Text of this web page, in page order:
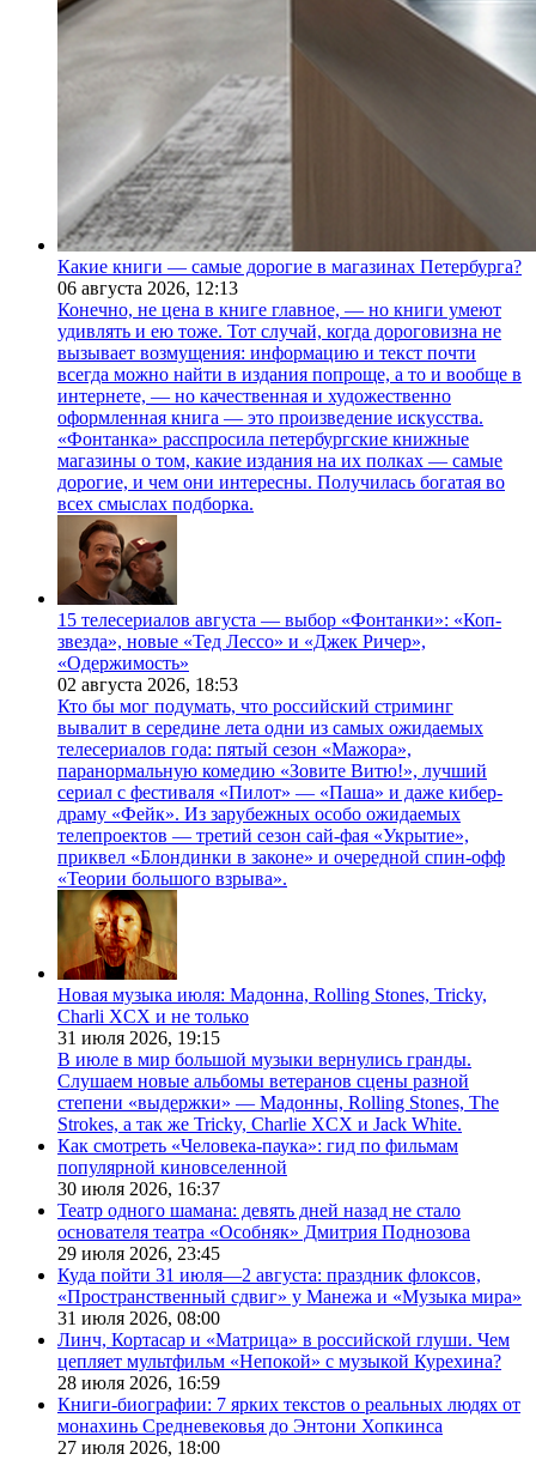
Какие книги — самые дорогие в магазинах Петербурга?
06 августа 2026, 12:13
Конечно, не цена в книге главное, — но книги умеют
удивлять и ею тоже. Тот случай, когда дороговизна не
вызывает возмущения: информацию и текст почти
всегда можно найти в издания попроще, а то и вообще в
интернете, — но качественная и художественно
оформленная книга — это произведение искусства.
«Фонтанка» расспросила петербургские книжные
магазины о том, какие издания на их полках — самые
дорогие, и чем они интересны. Получилась богатая во
всех смыслах подборка.
15 телесериалов августа — выбор «Фонтанки»: «Коп-
звезда», новые «Тед Лессо» и «Джек Ричер»,
«Одержимость»
02 августа 2026, 18:53
Кто бы мог подумать, что российский стриминг
вывалит в середине лета одни из самых ожидаемых
телесериалов года: пятый сезон «Мажора»,
паранормальную комедию «Зовите Витю!», лучший
сериал с фестиваля «Пилот» — «Паша» и даже кибер-
драму «Фейк». Из зарубежных особо ожидаемых
телепроектов — третий сезон сай-фая «Укрытие»,
приквел «Блондинки в законе» и очередной спин-офф
«Теории большого взрыва».
Новая музыка июля: Мадонна, Rolling Stones, Tricky,
Charli XCX и не только
31 июля 2026, 19:15
В июле в мир большой музыки вернулись гранды.
Слушаем новые альбомы ветеранов сцены разной
степени «выдержки» — Мадонны, Rolling Stones, The
Strokes, а так же Tricky, Charlie XCX и Jack White.
Как смотреть «Человека-паука»: гид по фильмам
популярной киновселенной
30 июля 2026, 16:37
Театр одного шамана: девять дней назад не стало
основателя театра «Особняк» Дмитрия Поднозова
29 июля 2026, 23:45
Куда пойти 31 июля—2 августа: праздник флоксов,
«Пространственный сдвиг» у Манежа и «Музыка мира»
31 июля 2026, 08:00
Линч, Кортасар и «Матрица» в российской глуши. Чем
цепляет мультфильм «Непокой» с музыкой Курехина?
28 июля 2026, 16:59
Книги-биографии: 7 ярких текстов о реальных людях от
монахинь Средневековья до Энтони Хопкинса
27 июля 2026, 18:00